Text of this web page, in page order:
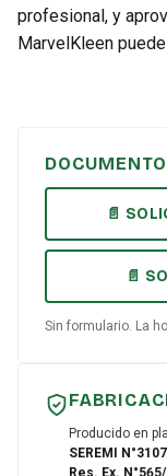
profesional, y
MarvelKleen
📄
📄
Sin formulario. La
Producido en
SEREMI
Res. Ex.